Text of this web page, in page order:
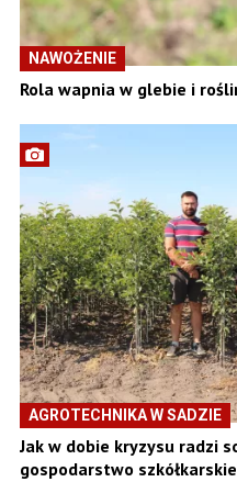
NAWOŻENIE
Rola wapnia w glebie i
AGROTECHNIKA W SADZIE
Jak w dobie kryzysu radzi
gospodarstwo